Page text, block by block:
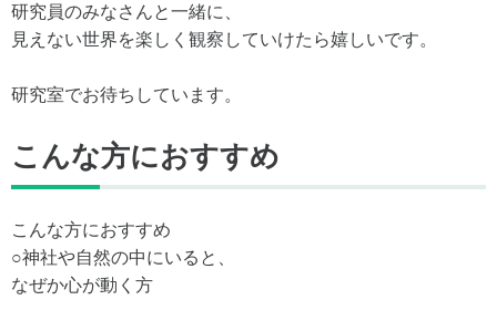
研究員のみなさんと一緒に、
見えない世界を楽しく観察していけたら嬉しいです。
研究室でお待ちしています。
こんな方におすすめ
こんな方におすすめ
○神社や自然の中にいると、
なぜか心が動く方